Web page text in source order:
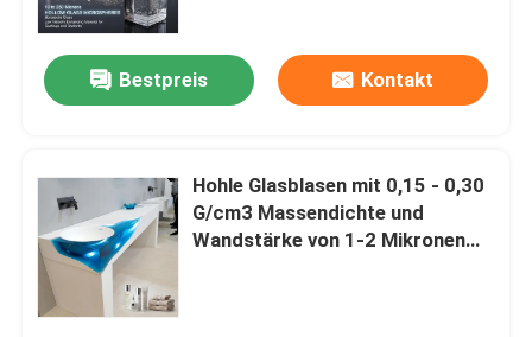
Über uns
Qualitätskontrolle
Kontakt
Bestpreis Kontakt
Hohle Glasblasen mit 0,15 - 0,30
G/cm3 Massendichte und
Wandstärke von 1-2 Mikronen